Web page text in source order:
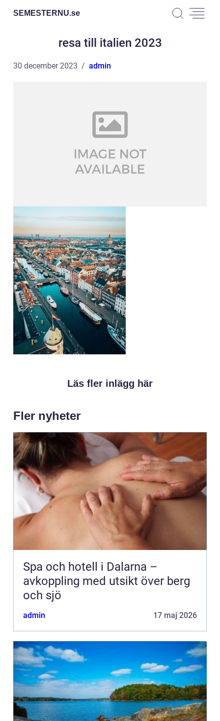
SEMESTERNU.se
resa till italien 2023
30 december 2023 admin
Läs fler inlägg här
Fler nyheter
Spa och hotell i Dalarna –
avkoppling med utsikt över berg
och sjö
admin 17 maj 2026